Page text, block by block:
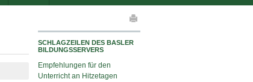
SCHLAGZEILEN DES BASLER
BILDUNGSSERVERS
Empfehlungen für den
Unterricht an Hitzetagen